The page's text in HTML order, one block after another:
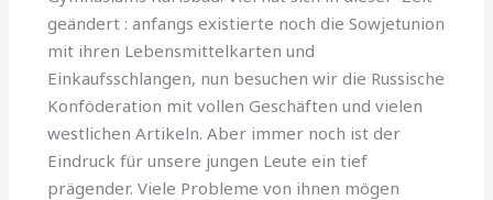
geändert : anfangs existierte noch die Sowjetunion
mit ihren Lebensmittelkarten und
Einkaufsschlangen, nun besuchen wir die Russische
Konföderation mit vollen Geschäften und vielen
westlichen Artikeln. Aber immer noch ist der
Eindruck für unsere jungen Leute ein tief
prägender. Viele Probleme von ihnen mögen